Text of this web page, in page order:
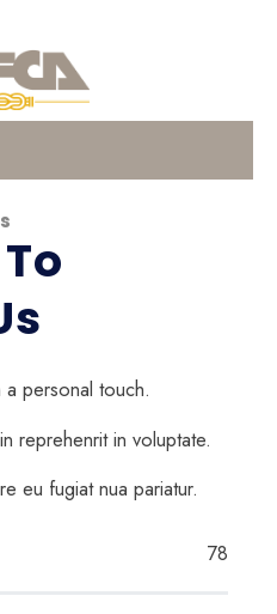
personal touch.
reprehenrit in voluptate.
eu fugiat nua pariatur.
78